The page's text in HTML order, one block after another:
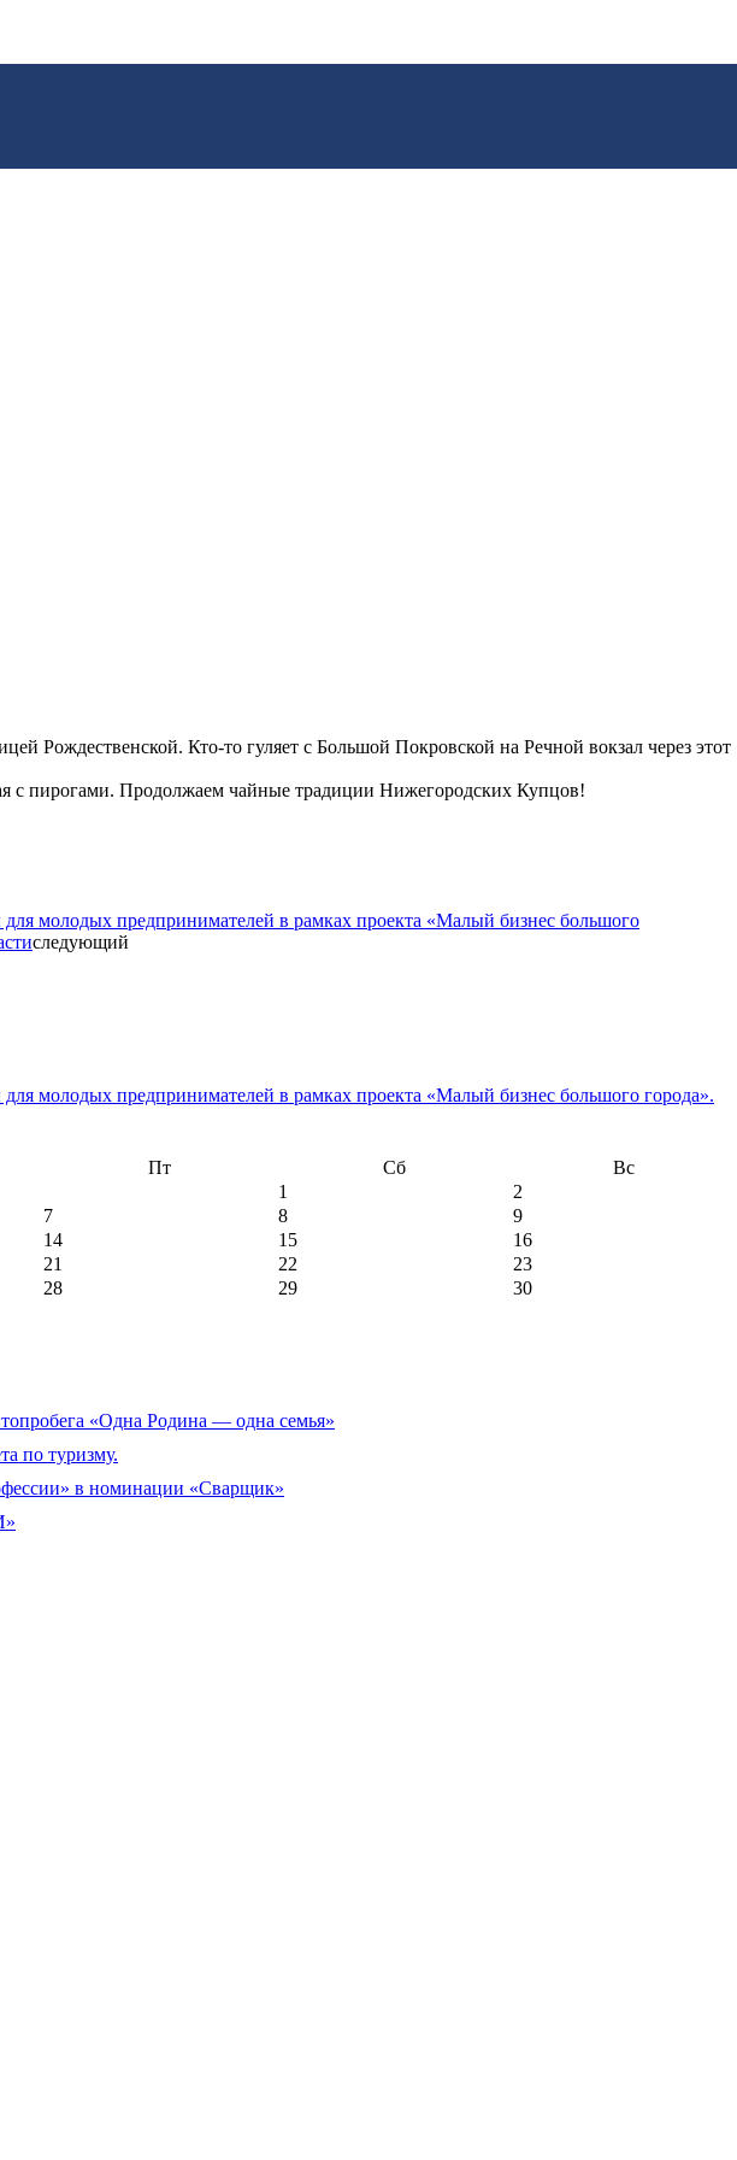
Рождественской. Кто-то гуляет с Большой Покровской на Речной вокзал через этот
с пирогами. Продолжаем чайные традиции Нижегородских Купцов!
молодых предпринимателей в рамках проекта «Малый бизнес большого
следующий
молодых предпринимателей в рамках проекта «Малый бизнес большого города».
Пт Сб Вс
1
2
7 8
9
14 15
16
21 22
23
28 29
30
«Одна Родина — одна семья»
по туризму.
в номинации «Сварщик»